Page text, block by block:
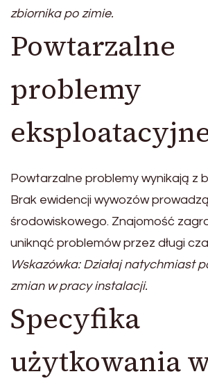
zbiornika po zimie.
Powtarzalne
problemy
Powtarzalne problemy wynikają z
Brak ewidencji wywozów
środowiskowego. Znajomość
uniknąć problemów przez długi
Wskazówka: Działaj natychmiast
zmian w pracy instalacji.
Specyfika
użytkowania